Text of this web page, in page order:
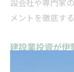
設会社や専門家
メントを徹底す
建設業投資が伊
伊勢原市で建設